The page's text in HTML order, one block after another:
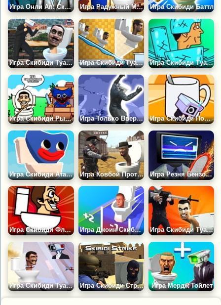
Игра Онли Ап: Скибиди Туалет 2 Игра Радужный Монстр против Скибиди Туалета Игра Скибиди Баттл
Игра Скибиди Туалетная Ярость Игра Скибиди Туалет Прыжки Игра Скибиди Туалеты 2D: Битва
Игра Скибиди Рыбалка Игра Только Вверх: Скибиди Камерамен Игра Скибиди Побег: Прятки
Игра Скибиди Атака: Защити Камерамена Игра Ковбой Против Скибиди Туалетов Игра Резня Бензопилой 3Д: Титан Мены Наступают
Игра Скибиди Флэппи Мак Игра Джоин Скибиди Клеш 3Д Игра Скибиди Туалеты: Финальная Битва
Игра Скибиди Туалет Перестрелка Игра Скибиди Страйк Игра Мердж Тойлет